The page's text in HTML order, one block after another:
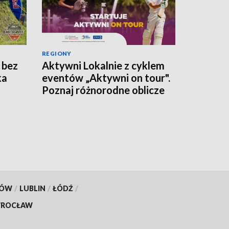
REGIONY
Aktywni Lokalnie z cyklem
eventów „Aktywni on tour".
Poznaj różnorodne oblicze
/ LUBLIN / ŁÓDŹ /